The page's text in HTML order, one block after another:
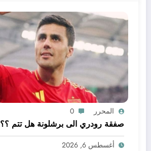
المحرر 0
صفقة رودري الى برشلونة هل تتم ؟؟
أغسطس 6, 2026